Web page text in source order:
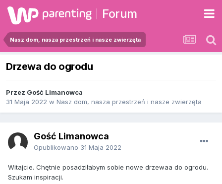
Forum
Nasz dom, nasza przestrzeń i nasze zwierzęta
Drzewa do ogrodu
Przez Gość Limanowca
31 Maja 2022 w Nasz dom, nasza przestrzeń i nasze zwierzęta
Gość Limanowca
Opublikowano 31 Maja 2022
Witajcie. Chętnie posadziłabym sobie nowe drzewaa do ogrodu.
Szukam inspiracji.